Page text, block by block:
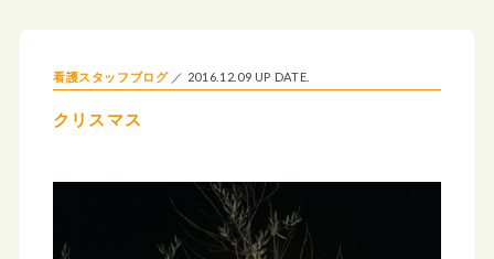
クリスマス
看護スタッフブログ 2016.12.09 UP DATE.